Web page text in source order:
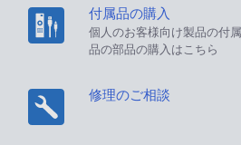
付属品の購入
個人のお客様向け製品の付
品の部品の購入はこちら
修理のご相談